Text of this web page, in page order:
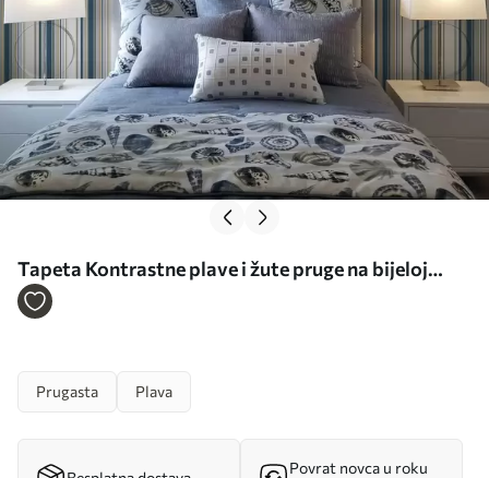
Tapeta Kontrastne plave i žute pruge na bijeloj
pozadini br. a00566
Prugasta Plava
Povrat novca u roku